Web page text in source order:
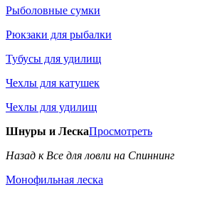
Рыболовные сумки
Рюкзаки для рыбалки
Тубусы для удилищ
Чехлы для катушек
Чехлы для удилищ
Шнуры и ЛескаПросмотреть
Назад к Все для ловли на Спиннинг
Монофильная леска